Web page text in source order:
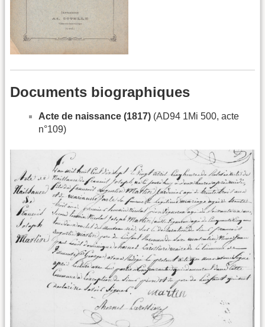
Documents biographiques
Acte de naissance (1817) (AD94 1Mi 500, acte
n°109)